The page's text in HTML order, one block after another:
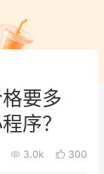
要多
序？
3.0k 300